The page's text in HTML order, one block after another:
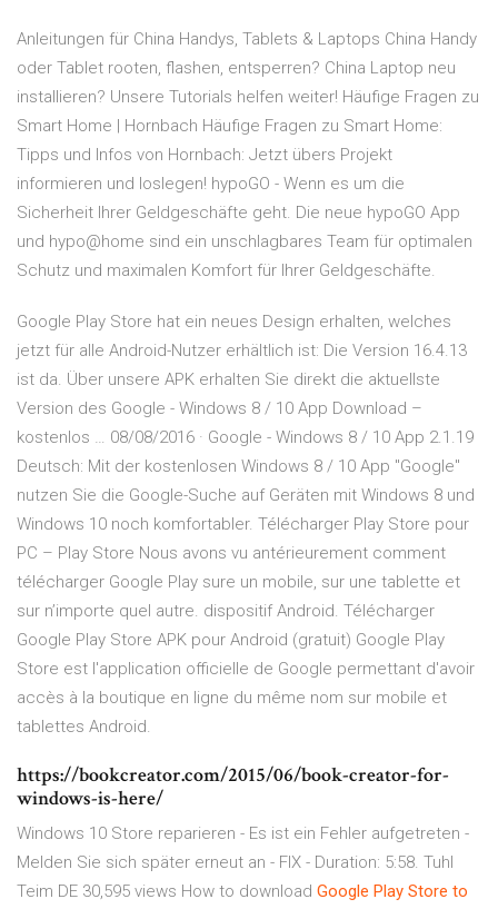
Anleitungen für China Handys, Tablets & Laptops China Handy
oder Tablet rooten, flashen, entsperren? China Laptop neu
installieren? ️Unsere Tutorials helfen weiter! Häufige Fragen zu
Smart Home | Hornbach Häufige Fragen zu Smart Home:
Tipps und Infos von Hornbach: Jetzt übers Projekt
informieren und loslegen! hypoGO - Wenn es um die
Sicherheit Ihrer Geldgeschäfte geht. Die neue hypoGO App
und hypo@home sind ein unschlagbares Team für optimalen
Schutz und maximalen Komfort für Ihrer Geldgeschäfte.
Google Play Store hat ein neues Design erhalten, welches
jetzt für alle Android-Nutzer erhältlich ist: Die Version 16.4.13
ist da. Über unsere APK erhalten Sie direkt die aktuellste
Version des Google - Windows 8 / 10 App Download –
kostenlos … 08/08/2016 · Google - Windows 8 / 10 App 2.1.19
Deutsch: Mit der kostenlosen Windows 8 / 10 App "Google"
nutzen Sie die Google-Suche auf Geräten mit Windows 8 und
Windows 10 noch komfortabler. Télécharger Play Store pour
PC – Play Store Nous avons vu antérieurement comment
télécharger Google Play sure un mobile, sur une tablette et
sur n’importe quel autre. dispositif Android. Télécharger
Google Play Store APK pour Android (gratuit) Google Play
Store est l'application officielle de Google permettant d'avoir
accès à la boutique en ligne du même nom sur mobile et
tablettes Android.
https://bookcreator.com/2015/06/book-creator-for-
windows-is-here/
Windows 10 Store reparieren - Es ist ein Fehler aufgetreten -
Melden Sie sich später erneut an - FIX - Duration: 5:58. Tuhl
Teim DE 30,595 views How to download Google Play Store to